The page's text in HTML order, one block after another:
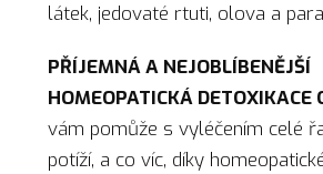
látek, jedovaté rtuti, olova a
PŘÍJEMNÁ A NEJOBLÍBENĚJŠÍ
HOMEOPATICKÁ DETOXIKACE
vám pomůže s vyléčením celé
potíží, a co víc, díky